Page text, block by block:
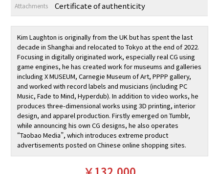
Attachments Certificate of authenticity
Kim Laughton is originally from the UK but has spent the last
decade in Shanghai and relocated to Tokyo at the end of 2022.
Focusing in digitally originated work, especially real CG using
game engines, he has created work for museums and galleries
including X MUSEUM, Carnegie Museum of Art, PPPP gallery,
and worked with record labels and musicians (including PC
Music, Fade to Mind, Hyperdub). In addition to video works, he
produces three-dimensional works using 3D printing, interior
design, and apparel production. Firstly emerged on Tumblr,
while announcing his own CG designs, he also operates
“Taobao Media”, which introduces extreme product
advertisements posted on Chinese online shopping sites.